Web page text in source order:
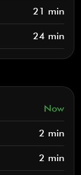
21 min
24 min
Now
2 min
2 min